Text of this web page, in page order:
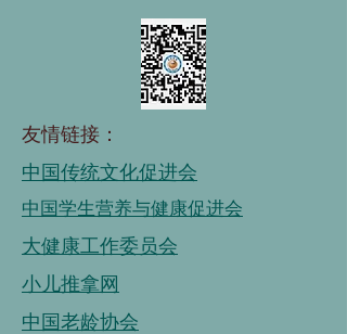
友情链接：
中国传统文化促进会
中国学生营养与健康促进会
大健康工作委员会
小儿推拿网
中国老龄协会